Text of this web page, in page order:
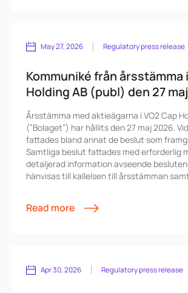
May 27, 2026 Regulatory press release
Kommuniké från årsstämma
Holding AB (publ) den 27
Årsstämma med aktieägarna i VO2 Cap
(”Bolaget”) har hållits den 27 maj 2026.
fattades bland annat de beslut som
Samtliga beslut fattades med erforderlig
detaljerad information avseende
hänvisas till kallelsen till årsstämman
meetings.
Read more
Apr 30, 2026 Regulatory press release